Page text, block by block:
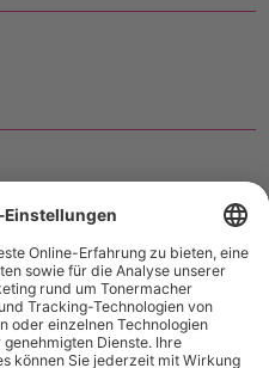
Befindet sich ein Warenwert
Artikeln in Ihrem Warenkorb, ist der